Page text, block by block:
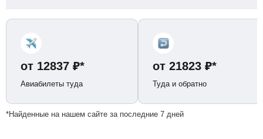
от 12837 ₽*
Авиабилеты туда
от 21823 ₽*
Туда и обратно
*Найденные на нашем сайте за последние 7 дней